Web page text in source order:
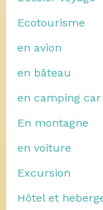
Ecotourisme
en avion
en bâteau
en camping car
En montagne
en voiture
Excursion
Hôtel et